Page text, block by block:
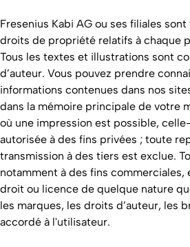
Fresenius Kabi AG ou ses filiales
droits de propriété relatifs à chaque
Tous les textes et illustrations sont
d’auteur. Vous pouvez prendre
informations contenues dans nos
dans la mémoire principale de votre
où une impression est possible,
autorisée à des fins privées ; toute
transmission à des tiers est exclue.
notamment à des fins
droit ou licence de quelque nature
les marques, les droits d’auteur, les
accordé à l'utilisateur.